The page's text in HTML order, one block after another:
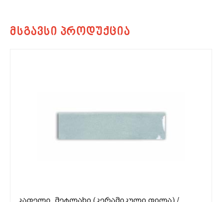
ᲙᲐᲤᲔᲚᲘ, ᲛᲔᲢᲚᲐᲮᲘ (ᲙᲔᲠᲐᲛᲘᲙᲣᲚᲘ ᲤᲘᲚᲐ) /